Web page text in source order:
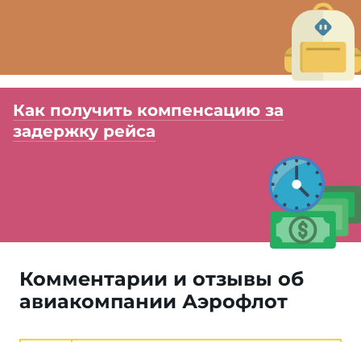
Как получить компенсацию за
задержку рейса
Комментарии и отзывы об
авиакомпании Аэрофлот